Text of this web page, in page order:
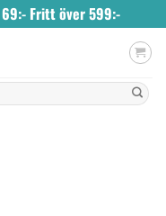
69:- Fritt över 599:-